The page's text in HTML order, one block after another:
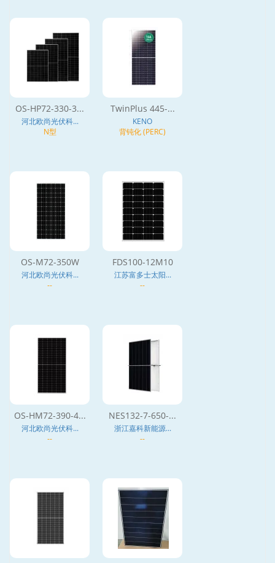
OS-HP72-330-3...
河北欧尚光伏科...
N型
TwinPlus 445-...
KENO
背钝化 (PERC)
OS-M72-350W
河北欧尚光伏科...
--
FDS100-12M10
江苏富多士太阳...
--
OS-HM72-390-4...
河北欧尚光伏科...
--
NES132-7-650-...
浙江嘉科新能源...
--